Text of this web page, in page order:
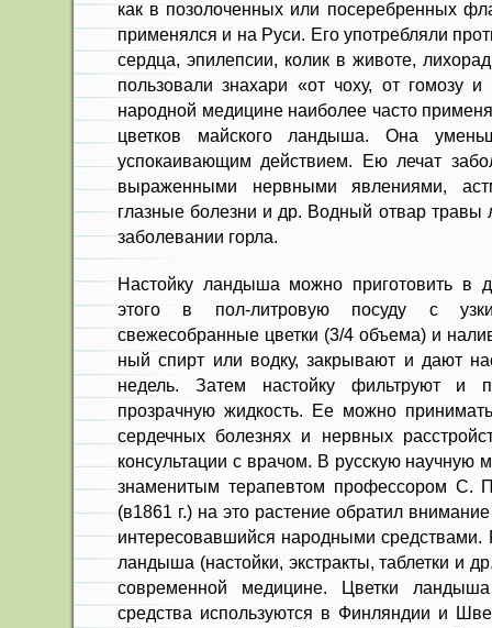
как в позолоченных или посеребренных
применялся и на Руси. Его употребляли
сердца, эпилепсии, колик в животе,
пользовали знахари «от чоху, от гомозу
народной медицине наиболее часто
цветков майского ландыша. Она
успокаивающим действием. Ею лечат
выраженными нервными явлениями,
глазные болезни и др. Водный отвар
заболевании горла.
Настойку ландыша можно приготовить в
этого в пол-литровую посуду с
свежесобранные цветки (3/4 объема) и
ный спирт или водку, закрывают и дают
недель. Затем настойку фильтруют и
прозрачную жидкость. Ее можно
сердечных болезнях и нервных
консультации с врачом. В русскую
знаменитым терапевтом профессором С.
(в1861 г.) на это растение обратил
интересовавшийся народными средствами.
ландыша (настойки, экстракты, таблетки и
современной медицине. Цветки
средства используются в Финляндии и